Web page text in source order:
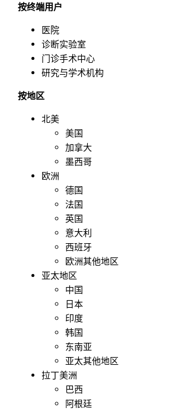
按终端用户
医院
诊断实验室
门诊手术中心
研究与学术机构
按地区
北美
美国
加拿大
墨西哥
欧洲
德国
法国
英国
意大利
西班牙
欧洲其他地区
亚太地区
中国
日本
印度
韩国
东南亚
亚太其他地区
拉丁美洲
巴西
阿根廷